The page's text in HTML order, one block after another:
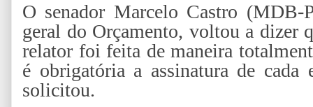
O senador Marcelo Castro
geral do Orçamento, voltou a dizer
relator foi feita de maneira
é obrigatória a assinatura de cada
solicitou.